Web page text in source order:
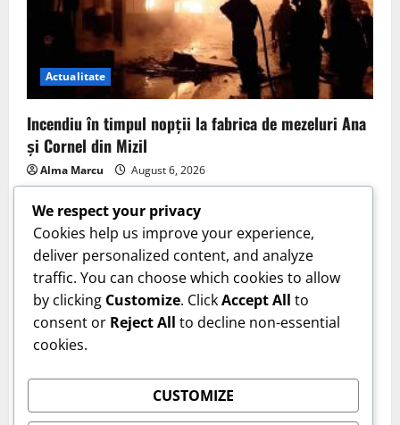
Actualitate
Incendiu în timpul nopții la fabrica de mezeluri Ana
și Cornel din Mizil
Alma Marcu August 6, 2026
Gest impresionant făcut de Lionel Messi. A donat
We respect your privacy
Cookies help us improve your experience,
deliver personalized content, and analyze
traffic. You can choose which cookies to allow
by clicking Customize. ClickAccept All to
consent or Reject All to decline non-essential
cookies.
CUSTOMIZE